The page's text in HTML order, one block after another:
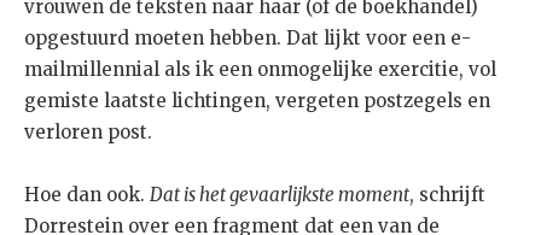
vrouwen de teksten naar haar (of de boekhandel)
opgestuurd moeten hebben. Dat lijkt voor een e-
mailmillennial als ik een onmogelijke exercitie, vol
gemiste laatste lichtingen, vergeten postzegels en
verloren post.
Hoe dan ook. Dat is het gevaarlijkste moment, schrijft
Dorrestein over een fragment dat een van de